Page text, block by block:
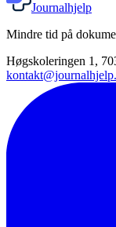
Journalhjelp
Mindre tid på
Høgskoleringen 1,